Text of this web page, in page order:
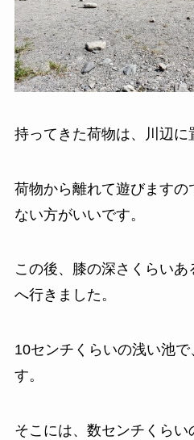
持ってきた荷物は、川辺に
荷物から離れて遊びますの
ない方がいいです。
この後、膝の深さくらい
へ行きました。
10センチくらいの浅い池
す。
そこには、数センチくら